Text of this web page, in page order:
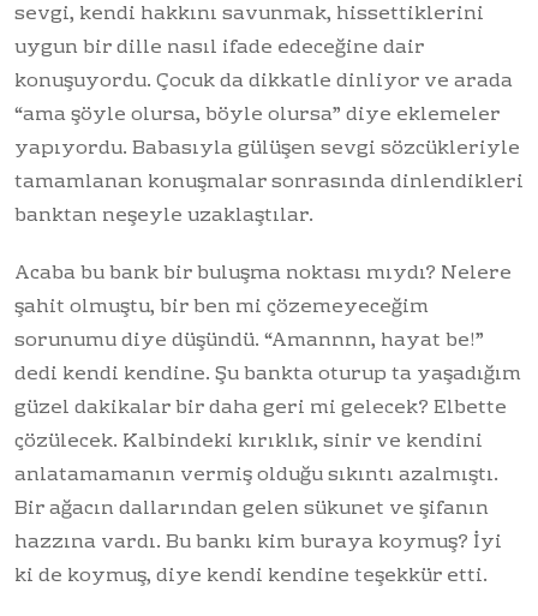
sevgi, kendi hakkını savunmak, hissettiklerini
uygun bir dille nasıl ifade edeceğine dair
konuşuyordu. Çocuk da dikkatle dinliyor ve arada
“ama şöyle olursa, böyle olursa” diye eklemeler
yapıyordu. Babasıyla gülüşen sevgi sözcükleriyle
tamamlanan konuşmalar sonrasında dinlendikleri
banktan neşeyle uzaklaştılar.
Acaba bu bank bir buluşma noktası mıydı? Nelere
şahit olmuştu, bir ben mi çözemeyeceğim
sorunumu diye düşündü. “Amannnn, hayat be!”
dedi kendi kendine. Şu bankta oturup ta yaşadığım
güzel dakikalar bir daha geri mi gelecek? Elbette
çözülecek. Kalbindeki kırıklık, sinir ve kendini
anlatamamanın vermiş olduğu sıkıntı azalmıştı.
Bir ağacın dallarından gelen sükunet ve şifanın
hazzına vardı. Bu bankı kim buraya koymuş? İyi
ki de koymuş, diye kendi kendine teşekkür etti.